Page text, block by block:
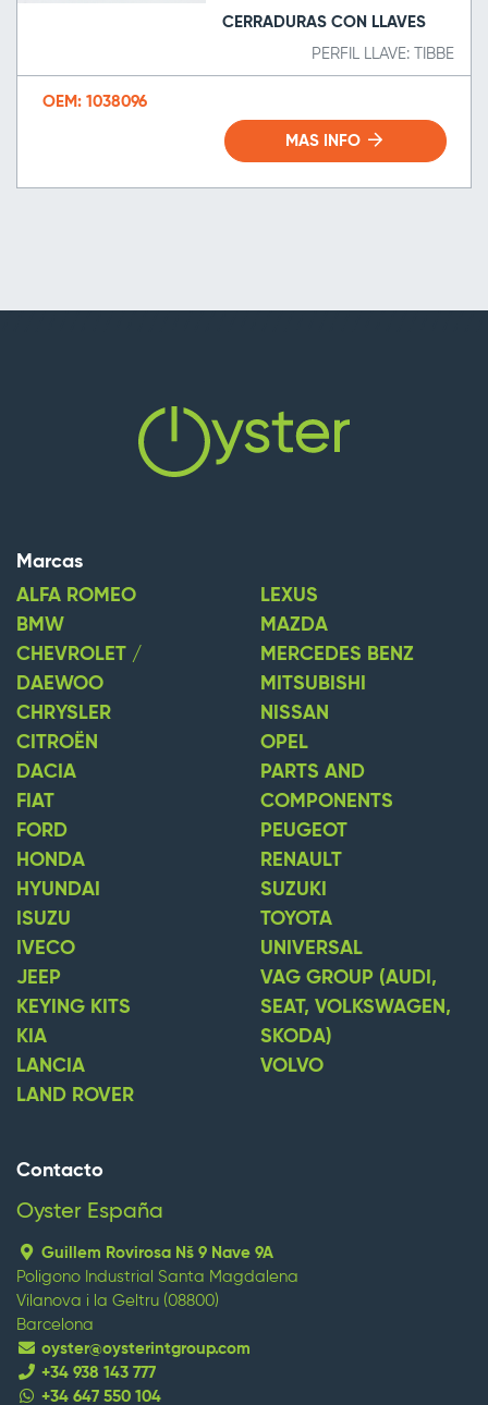
CERRADURAS CON LLAVES
PERFIL LLAVE: TIBBE
OEM: 1038096
MAS INFO
Marcas
ALFA ROMEO
BMW
CHEVROLET /
DAEWOO
CHRYSLER
CITROËN
DACIA
FIAT
FORD
HONDA
HYUNDAI
ISUZU
IVECO
JEEP
KEYING KITS
KIA
LANCIA
LAND ROVER
LEXUS
MAZDA
MERCEDES BENZ
MITSUBISHI
NISSAN
OPEL
PARTS AND
COMPONENTS
PEUGEOT
RENAULT
SUZUKI
TOYOTA
UNIVERSAL
VAG GROUP (AUDI,
SEAT, VOLKSWAGEN,
SKODA)
VOLVO
Contacto
Oyster España
Guillem Rovirosa Nš 9 Nave 9A
Poligono Industrial Santa Magdalena
Vilanova i la Geltru (08800)
Barcelona
oyster@oysterintgroup.com
+34 938 143 777
+34 647 550 104